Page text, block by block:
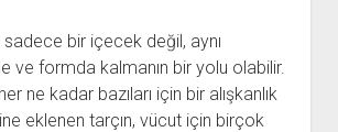
sadece bir içecek değil, aynı
ve formda kalmanın bir yolu olabilir.
ne kadar bazıları için bir alışkanlık
eklenen tarçın, vücut için birçok